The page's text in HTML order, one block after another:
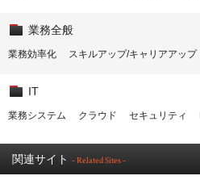
業務全般
業務効率化 スキルアップ/キャリアアップ
IT
業務システム クラウド セキュリティ
関連サイト - Related Sites -